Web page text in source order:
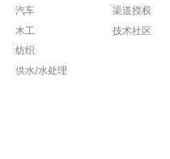
汽车
木工
纺织
供水/水处理
渠道授权
技术社区